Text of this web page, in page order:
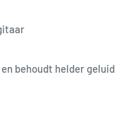
behoudt helder geluid